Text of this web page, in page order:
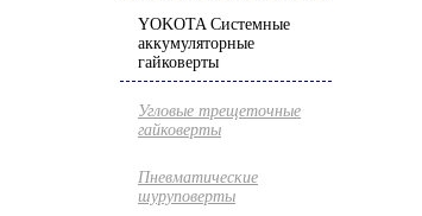
YOKOTA Системные
аккумуляторные
гайковерты
Угловые трещеточные
гайковерты
Пневматические
шуруповерты